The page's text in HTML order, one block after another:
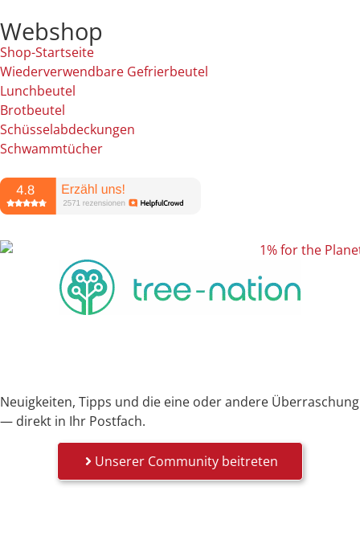
Webshop
Shop-Startseite
Wiederverwendbare Gefrierbeutel
Lunchbeutel
Brotbeutel
Schüsselabdeckungen
Schwammtücher
Neuigkeiten, Tipps und die eine oder andere Überraschung
— direkt in Ihr Postfach.
Unserer Community beitreten